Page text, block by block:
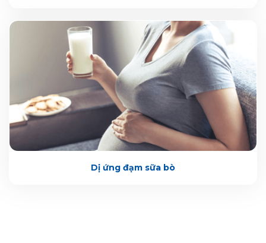
Dị ứng đạm sữa bò